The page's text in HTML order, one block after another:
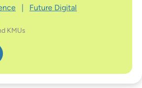
Future Digital
KMUs